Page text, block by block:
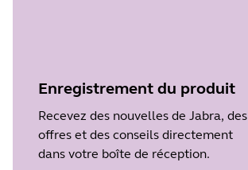
Enregistrement du produit
Recevez des nouvelles de Jabra, des
offres et des conseils directement
dans votre boîte de réception.